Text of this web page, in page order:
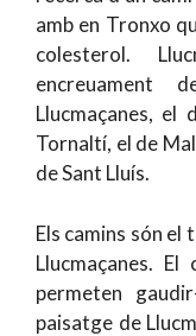
amb en Tronxo
colesterol.
encreuament
Llucmaçanes,
Tornaltí, el de
de Sant Lluís.
Els camins són el
Llucmaçanes.
permeten
paisatge de